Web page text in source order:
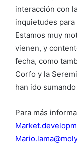
interacción con
inquietudes
Estamos muy
vienen, y
fecha, como
Corfo y la
han ido
Para más